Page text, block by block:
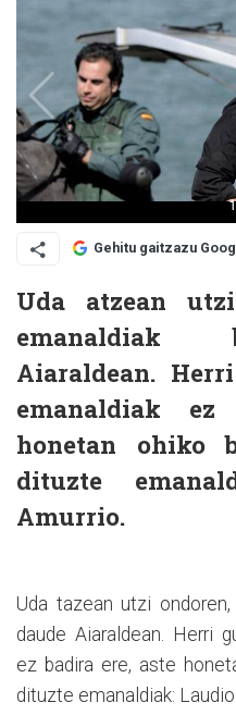
Gehitu gaitzazu
Uda atzean
emanaldiak
Aiaraldean.
emanaldiak
honetan ohiko
dituzte
Amurrio.
Uda tazean utzi
daude Aiaraldean. Herri
ez badira ere, aste
dituzte emanaldiak: